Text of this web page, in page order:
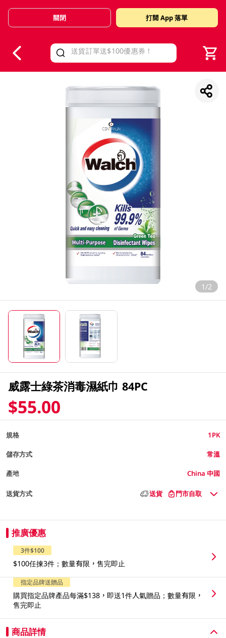
Valid Until 30 June 2026
關閉 打開 App 落單
1/2
威露士綠茶消毒濕紙巾 84PC
$55.00
規格 1PK
儲存方式 常溫
產地 China 中國
送貨方式 送貨 門市自取
推廣優惠
3件$100
$100任揀3件；數量有限，售完即止
指定品牌送贈品
購買指定品牌產品每滿$138，即送1件人氣贈品；數量有限，
售完即止
商品詳情